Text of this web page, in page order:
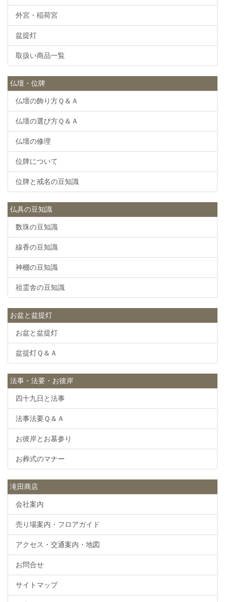
外宮・稲荷宮
盆提灯
取扱い商品一覧
仏壇・位牌
仏壇の飾り方Ｑ＆Ａ
仏壇の選び方Ｑ＆Ａ
仏壇の修理
位牌について
位牌と戒名の豆知識
仏具の豆知識
数珠の豆知識
線香の豆知識
神棚の豆知識
祖霊舎の豆知識
お盆と盆提灯
お盆と盆提灯
盆提灯Ｑ＆Ａ
法事・法要・お彼岸
四十九日と法事
法事法要Ｑ＆Ａ
お彼岸とお墓参り
お葬式のマナー
滝田商店
会社案内
売り場案内・フロアガイド
アクセス・交通案内・地図
お問合せ
サイトマップ